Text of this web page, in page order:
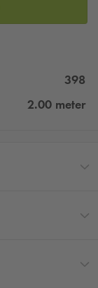
398
2.00 meter